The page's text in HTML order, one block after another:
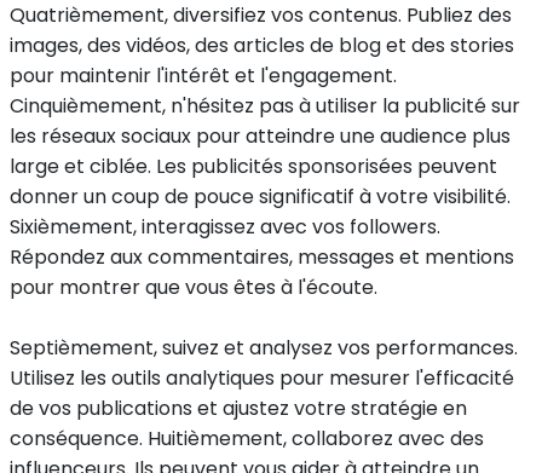
Quatrièmement, diversifiez vos contenus. Publiez des
images, des vidéos, des articles de blog et des stories
pour maintenir l'intérêt et l'engagement.
Cinquièmement, n'hésitez pas à utiliser la publicité sur
les réseaux sociaux pour atteindre une audience plus
large et ciblée. Les publicités sponsorisées peuvent
donner un coup de pouce significatif à votre visibilité.
Sixièmement, interagissez avec vos followers.
Répondez aux commentaires, messages et mentions
pour montrer que vous êtes à l'écoute.
Septièmement, suivez et analysez vos performances.
Utilisez les outils analytiques pour mesurer l'efficacité
de vos publications et ajustez votre stratégie en
conséquence. Huitièmement, collaborez avec des